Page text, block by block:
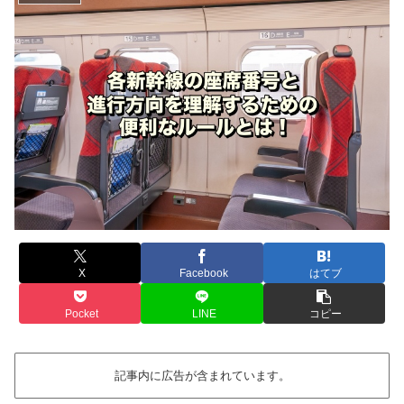
X Facebook はてブ
Pocket LINE コピー
記事内に広告が含まれています。